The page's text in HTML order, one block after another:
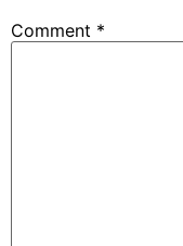
Comment *